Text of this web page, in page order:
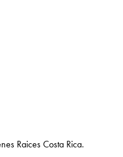
Raices Costa Rica.